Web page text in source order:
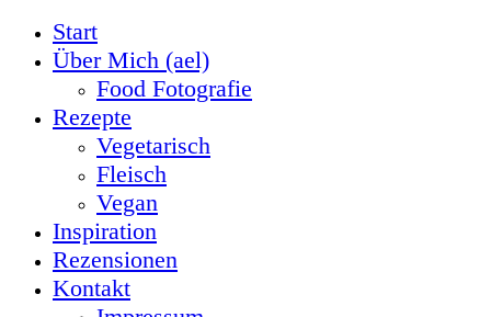
Start
Über Mich (ael)
Food Fotografie
Rezepte
Vegetarisch
Fleisch
Vegan
Inspiration
Rezensionen
Kontakt